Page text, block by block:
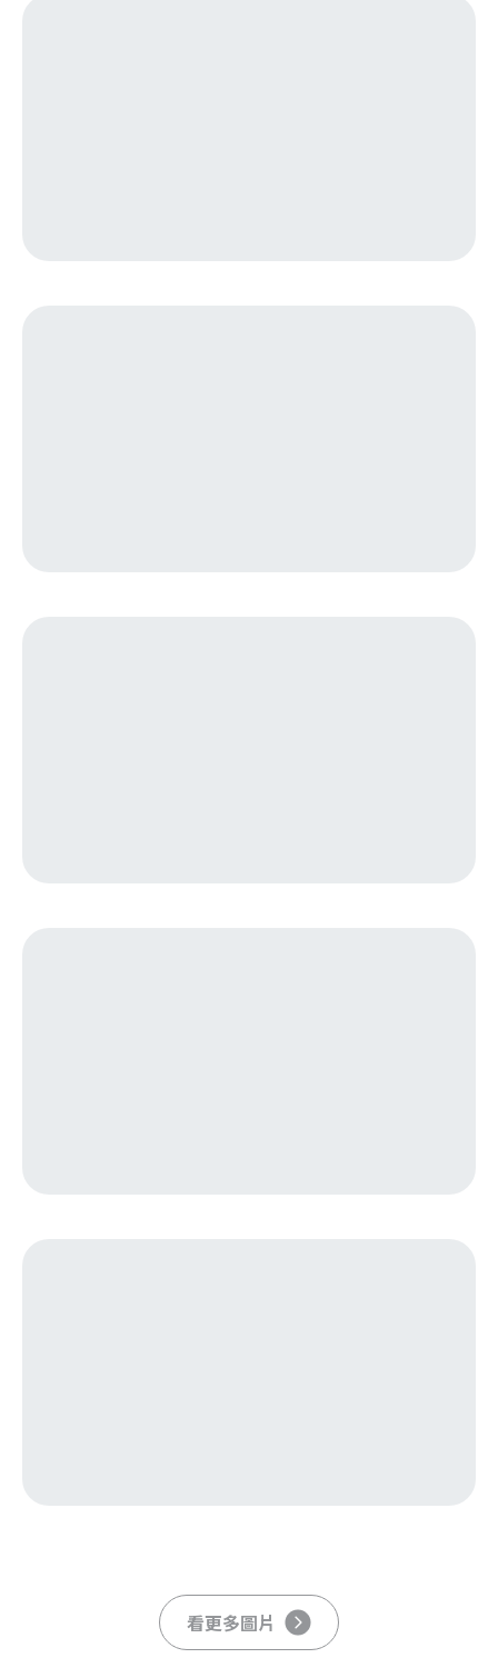
看更多圖片